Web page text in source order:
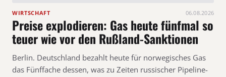
WIRTSCHAFT 06.08.2026
Preise explodieren: Gas heute fünfmal so
teuer wie vor den Rußland-Sanktionen
Berlin. Deutschland bezahlt heute für norwegisches Gas
das Fünffache dessen, was zu Zeiten russischer Pipeline-